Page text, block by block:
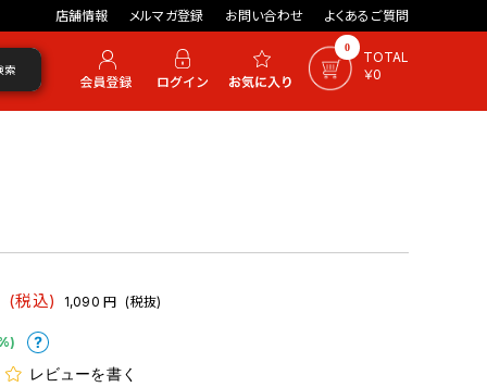
店舗情報 メルマガ登録 お問い合わせ よくあるご質問
0
TOTAL
￥0
索
(税込) 1,090 円 (税抜)
レビューを書く